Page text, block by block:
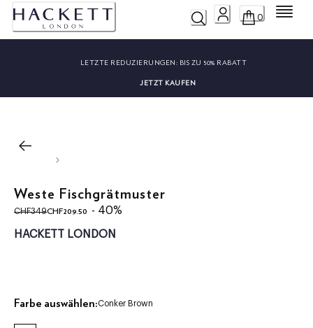
0 Menü
LETZTE REDUZIERUNGEN: BIS ZU 50% RABATT
JETZT KAUFEN
Weste Fischgrätmuster
CHF349
ursprünglicher Preis CHF349
CHF209.50
aktueller Preis CHF209.50
- 40%
HACKETT LONDON
Farbe auswählen:Conker Brown